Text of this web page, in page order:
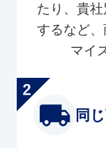
たり、貴
するなど
マイ
同